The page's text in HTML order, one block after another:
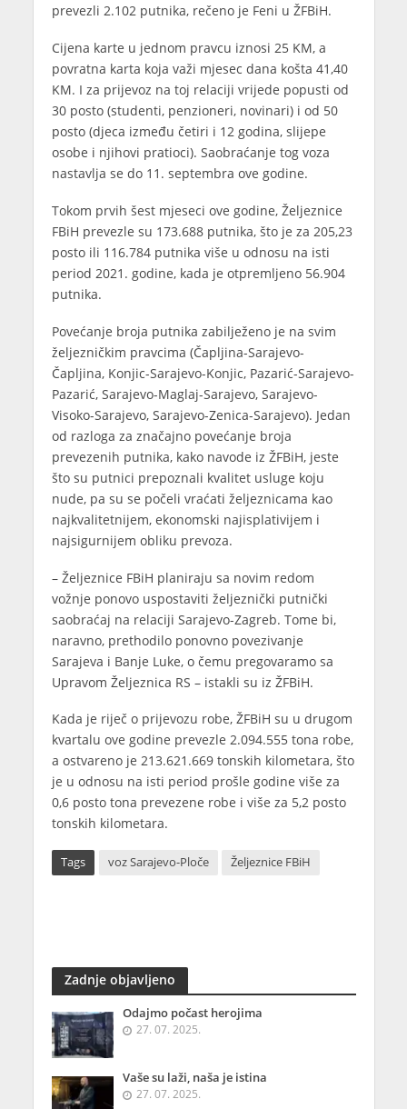
prevezli 2.102 putnika, rečeno je Feni u ŽFBiH.
Cijena karte u jednom pravcu iznosi 25 KM, a
povratna karta koja važi mjesec dana košta 41,40
KM. I za prijevoz na toj relaciji vrijede popusti od
30 posto (studenti, penzioneri, novinari) i od 50
posto (djeca između četiri i 12 godina, slijepe
osobe i njihovi pratioci). Saobraćanje tog voza
nastavlja se do 11. septembra ove godine.
Tokom prvih šest mjeseci ove godine, Željeznice
FBiH prevezle su 173.688 putnika, što je za 205,23
posto ili 116.784 putnika više u odnosu na isti
period 2021. godine, kada je otpremljeno 56.904
putnika.
Povećanje broja putnika zabilježeno je na svim
željezničkim pravcima (Čapljina-Sarajevo-
Čapljina, Konjic-Sarajevo-Konjic, Pazarić-Sarajevo-
Pazarić, Sarajevo-Maglaj-Sarajevo, Sarajevo-
Visoko-Sarajevo, Sarajevo-Zenica-Sarajevo). Jedan
od razloga za značajno povećanje broja
prevezenih putnika, kako navode iz ŽFBiH, jeste
što su putnici prepoznali kvalitet usluge koju
nude, pa su se počeli vraćati željeznicama kao
najkvalitetnijem, ekonomski najisplativijem i
najsigurnijem obliku prevoza.
– Željeznice FBiH planiraju sa novim redom
vožnje ponovo uspostaviti željeznički putnički
saobraćaj na relaciji Sarajevo-Zagreb. Tome bi,
naravno, prethodilo ponovno povezivanje
Sarajeva i Banje Luke, o čemu pregovaramo sa
Upravom Željeznica RS – istakli su iz ŽFBiH.
Kada je riječ o prijevozu robe, ŽFBiH su u drugom
kvartalu ove godine prevezle 2.094.555 tona robe,
a ostvareno je 213.621.669 tonskih kilometara, što
je u odnosu na isti period prošle godine više za
0,6 posto tona prevezene robe i više za 5,2 posto
tonskih kilometara.
Tags voz Sarajevo-Ploče Željeznice FBiH
Zadnje objavljeno
Odajmo počast herojima
27. 07. 2025.
Vaše su laži, naša je istina
27. 07. 2025.